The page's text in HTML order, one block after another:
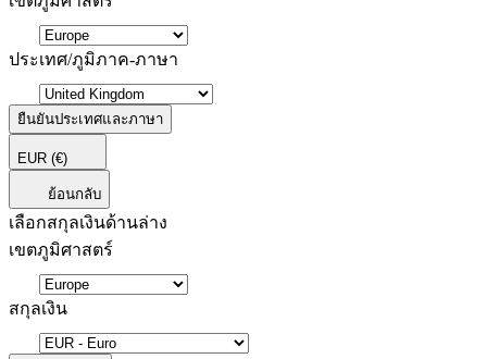
ประเทศ/ภูมิภาค-ภาษา
ยืนยันประเทศและภาษา
EUR (€)
ย้อนกลับ
เลือกสกุลเงินด้านล่าง
เขตภูมิศาสตร์
สกุลเงิน